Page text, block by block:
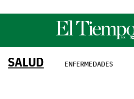
SALUD ENFERMEDADES